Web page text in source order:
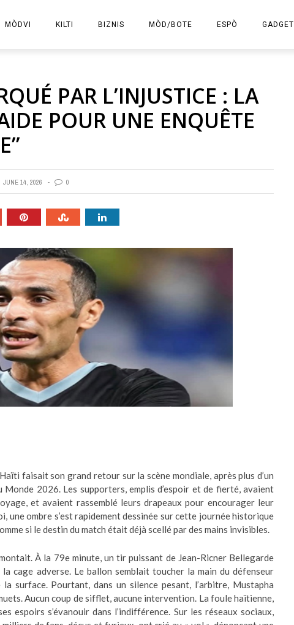
MÒDVI KILTI BIZNIS MÒD/BOTE ESPÒ GADGET
PAR L’INJUSTICE : LA
POUR UNE ENQUÊTE
JUNE 14, 2026 0
faisait son grand retour sur la scène mondiale, après plus d’un
Monde 2026. Les supporters, emplis d’espoir et de fierté, avaient
et avaient rassemblé leurs drapeaux pour encourager leur
une ombre s’est rapidement dessinée sur cette journée historique
si le destin du match était déjà scellé par des mains invisibles.
À la 79e minute, un tir puissant de Jean-Ricner Bellegarde
cage adverse. Le ballon semblait toucher la main du défenseur
surface. Pourtant, dans un silence pesant, l’arbitre, Mustapha
Aucun coup de sifflet, aucune intervention. La foule haïtienne,
espoirs s’évanouir dans l’indifférence. Sur les réseaux sociaux,